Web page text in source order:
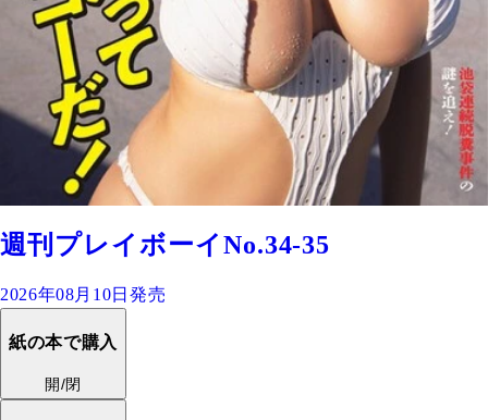
週刊プレイボーイNo.34-35
2026年08月10日発売
紙の本で購入
開/閉